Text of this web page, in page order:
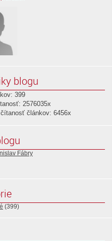
blogu
399
2576035x
čítanosť článkov: 6456x
Fábry
(399)